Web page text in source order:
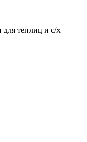
теплиц и с/х